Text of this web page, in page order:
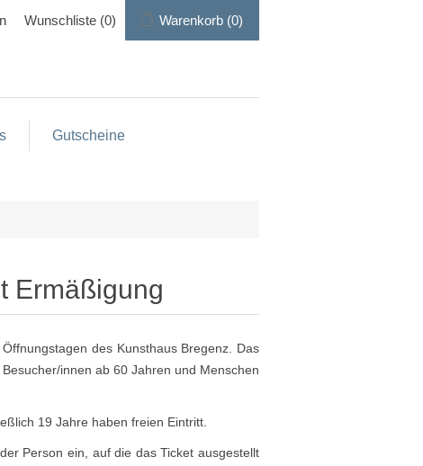
Wunschliste (0) Warenkorb (0)
Gutscheine
Ermäßigung
des Kunsthaus Bregenz. Das
innen ab 60 Jahren und Menschen
19 Jahre haben freien Eintritt.
Person ein, auf die das Ticket ausgestellt